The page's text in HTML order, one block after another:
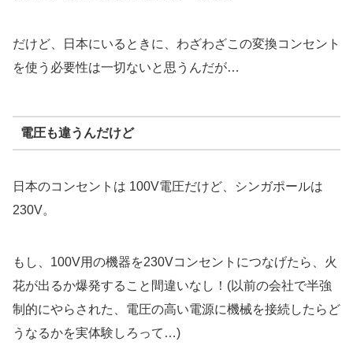
だけど、日本にいるときに、わざわざこの変換コンセント
を使う必要性は一切ないと思うんだが…
電圧も違うんだけど
日本のコンセントは 100V電圧だけど、シンガポールは
230V。
もし、100V用の機器を230Vコンセントにつなげたら、火
花が出るか爆発すること間違いなし！(以前の会社で半強
制的にやらされた、電圧の高い電源に機械を接続したらど
うなるかを実体験しろって…)